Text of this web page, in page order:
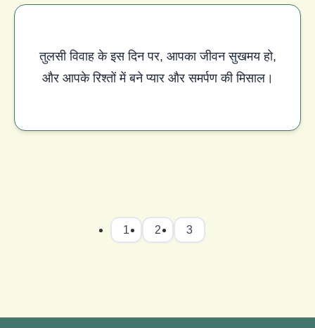
तुलसी विवाह के इस दिन पर, आपका जीवन सुखमय हो,
और आपके रिश्तों में बने प्यार और समर्पण की मिसाल।
1 2 3